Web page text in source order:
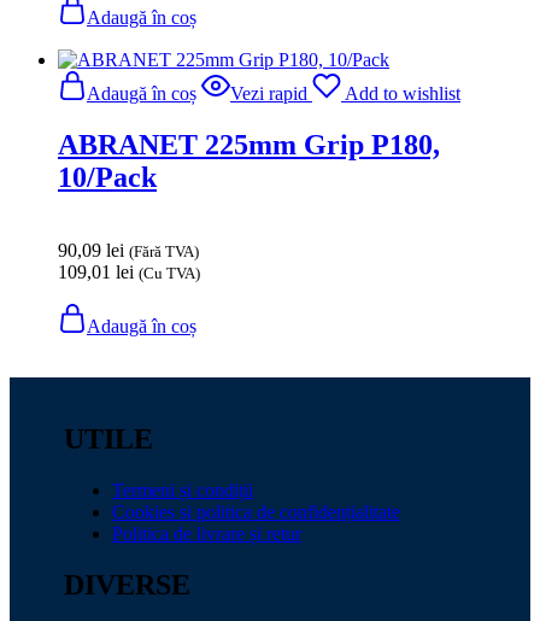
Adaugă în coș
Adaugă în coș Vezi rapid Add to wishlist
ABRANET 225mm Grip P180,
10/Pack
90,09 lei (Fără TVA)
109,01 lei (Cu TVA)
Adaugă în coș
UTILE
Termeni și condiții
Cookies si politica de confidențialitate
Politica de livrare și retur
DIVERSE